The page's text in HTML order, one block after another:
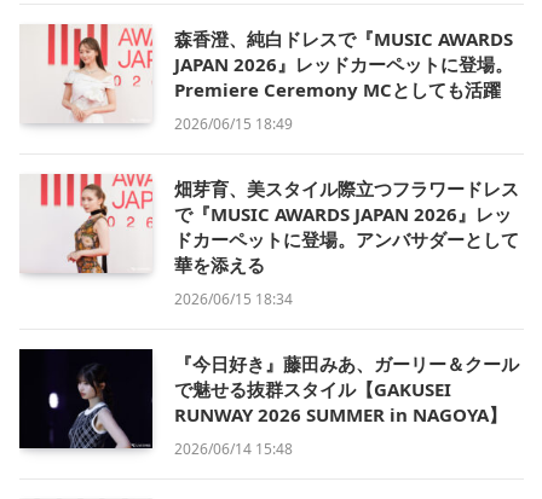
森香澄、純白ドレスで『MUSIC AWARDS
JAPAN 2026』レッドカーペットに登場。
Premiere Ceremony MCとしても活躍
2026/06/15 18:49
畑芽育、美スタイル際立つフラワードレス
で『MUSIC AWARDS JAPAN 2026』レッ
ドカーペットに登場。アンバサダーとして
華を添える
2026/06/15 18:34
『今日好き』藤田みあ、ガーリー＆クール
で魅せる抜群スタイル【GAKUSEI
RUNWAY 2026 SUMMER in NAGOYA】
2026/06/14 15:48